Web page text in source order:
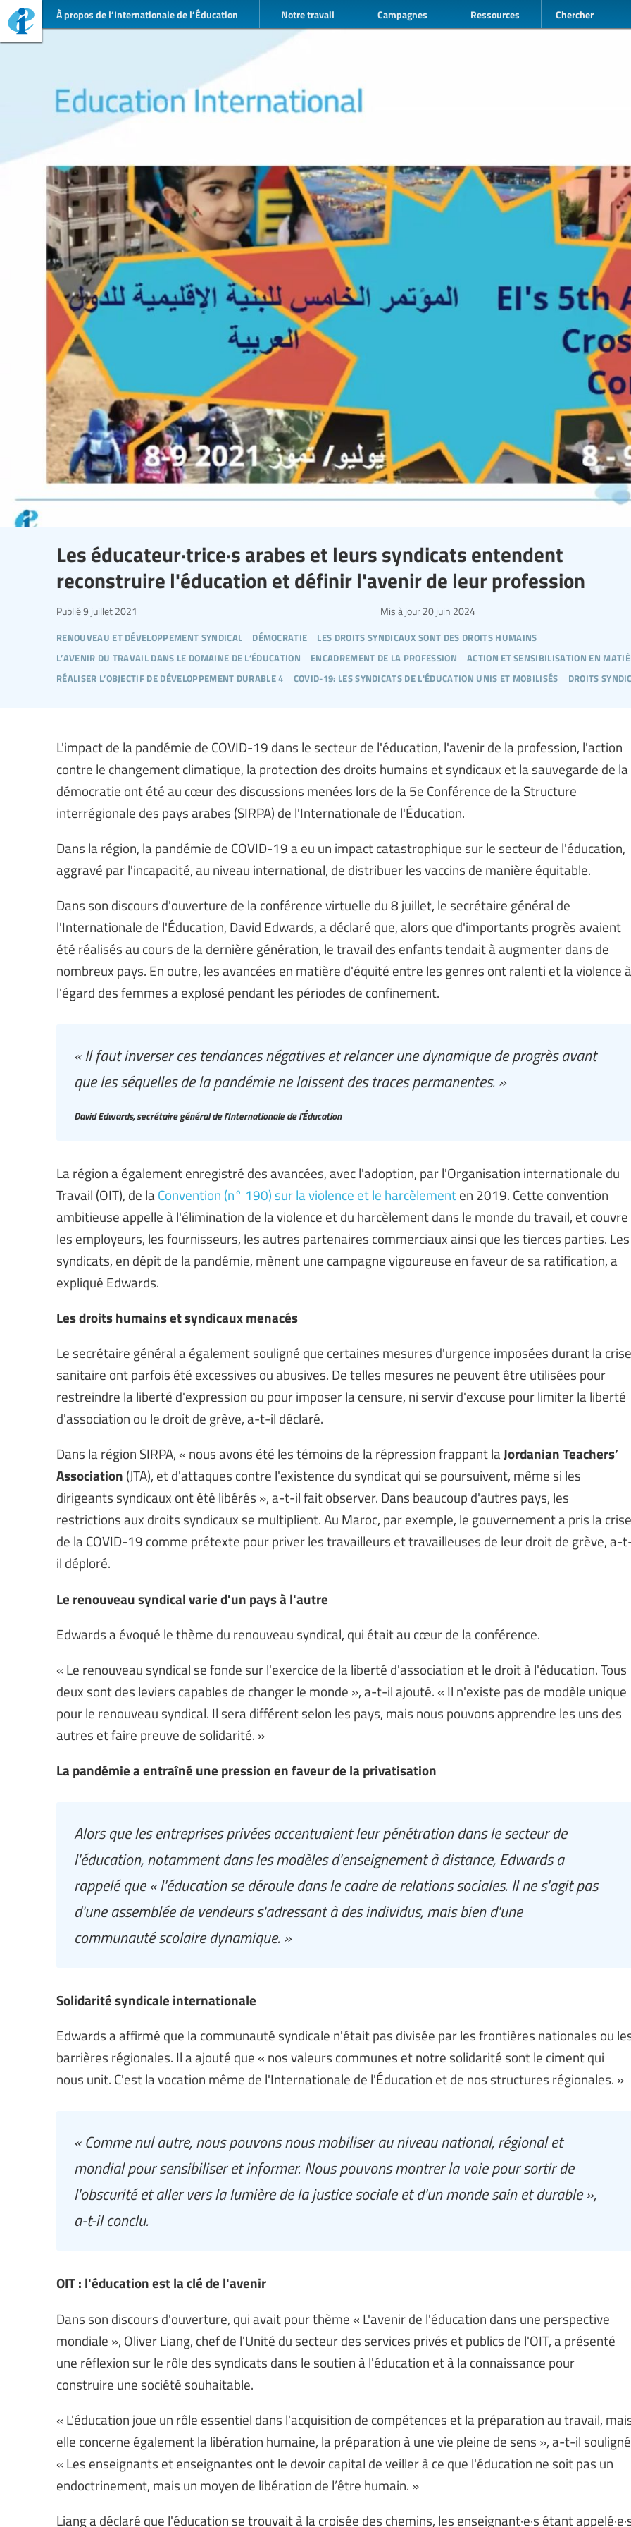
À propos de l’Internationale de l’Éducation Notre travail Campagnes Ressources Chercher
Les éducateur·trice·s arabes et leurs syndicats entendent
reconstruire l'éducation et définir l'avenir de leur profession
renouveau et développement syndical démocratie les droits syndicaux sont des droits humains
l’avenir du travail dans le domaine de l’éducation encadrement de la profession action et sensibilisation en
réaliser l’objectif de développement durable 4 covid-19: les syndicats de l'éducation unis et mobilisés droits
Publié9 juillet 2021 Mis à jour 20 juin 2024
L'impact de la pandémie de COVID-19 dans le secteur de l'éducation, l'avenir de la profession, l'action
contre le changement climatique, la protection des droits humains et syndicaux et la sauvegarde de la
démocratie ont été au cœur des discussions menées lors de la 5e Conférence de la Structure
interrégionale des pays arabes (SIRPA) de l'Internationale de l'Éducation.
Dans la région, la pandémie de COVID-19 a eu un impact catastrophique sur le secteur de l'éducation,
aggravé par l'incapacité, au niveau international, de distribuer les vaccins de manière équitable.
Dans son discours d'ouverture de la conférence virtuelle du 8 juillet, le secrétaire général de
l'Internationale de l'Éducation, David Edwards, a déclaré que, alors que d'importants progrès avaient
été réalisés au cours de la dernière génération, le travail des enfants tendait à augmenter dans de
nombreux pays. En outre, les avancées en matière d'équité entre les genres ont ralenti et la violence à
l'égard des femmes a explosé pendant les périodes de confinement.
« Il faut inverser ces tendances négatives et relancer une dynamique de progrès avant
que les séquelles de la pandémie ne laissent des traces permanentes. »
David Edwards, secrétaire général de l'Internationale de l'Éducation
La région a également enregistré des avancées, avec l'adoption, par l'Organisation internationale du
Travail (OIT), de la Convention (n° 190) sur la violence et le harcèlementen 2019. Cette convention
ambitieuse appelle à l'élimination de la violence et du harcèlement dans le monde du travail, et couvre
les employeurs, les fournisseurs, les autres partenaires commerciaux ainsi que les tierces parties. Les
syndicats, en dépit de la pandémie, mènent une campagne vigoureuse en faveur de sa ratification, a
expliqué Edwards.
Les droits humains et syndicaux menacés
Le secrétaire général a également souligné que certaines mesures d'urgence imposées durant la crise
sanitaire ont parfois été excessives ou abusives. De telles mesures ne peuvent être utilisées pour
restreindre la liberté d'expression ou pour imposer la censure, ni servir d'excuse pour limiter la liberté
d'association ou le droit de grève, a-t-il déclaré.
Dans la région SIRPA, « nous avons été les témoins de la répression frappant laJordanian Teachers’
Association (JTA), et d'attaques contre l'existence du syndicat qui se poursuivent, même si les
dirigeants syndicaux ont été libérés », a-t-il fait observer. Dans beaucoup d'autres pays, les
restrictions aux droits syndicaux se multiplient. Au Maroc, par exemple, le gouvernement a pris la crise
de la COVID-19 comme prétexte pour priver les travailleurs et travailleuses de leur droit de grève, a-
il déploré.
Le renouveau syndical varie d'un pays à l'autre
Edwards a évoqué le thème du renouveau syndical, qui était au cœur de la conférence.
« Le renouveau syndical se fonde sur l'exercice de la liberté d'association et le droit à l'éducation. Tous
deux sont des leviers capables de changer le monde », a-t-il ajouté. « Il n'existe pas de modèle unique
pour le renouveau syndical. Il sera différent selon les pays, mais nous pouvons apprendre les uns des
autres et faire preuve de solidarité. »
La pandémie a entraîné une pression en faveur de la privatisation
Alors que les entreprises privées accentuaient leur pénétration dans le secteur de
l'éducation, notamment dans les modèles d'enseignement à distance, Edwards a
rappelé que « l'éducation se déroule dans le cadre de relations sociales. Il ne s'agit pas
d'une assemblée de vendeurs s'adressant à des individus, mais bien d'une
communauté scolaire dynamique. »
Solidarité syndicale internationale
Edwards a affirmé que la communauté syndicale n'était pas divisée par les frontières nationales ou
barrières régionales. Il a ajouté que « nos valeurs communes et notre solidarité sont le ciment qui
nous unit. C'est la vocation même de l'Internationale de l'Éducation et de nos structures régionales. »
« Comme nul autre, nous pouvons nous mobiliser au niveau national, régional et
mondial pour sensibiliser et informer. Nous pouvons montrer la voie pour sortir de
l'obscurité et aller vers la lumière de la justice sociale et d'un monde sain et durable »,
a-t-il conclu.
OIT : l'éducation est la clé de l'avenir
Dans son discours d'ouverture, qui avait pour thème « L'avenir de l'éducation dans une perspective
mondiale », Oliver Liang, chef de l'Unité du secteur des services privés et publics de l'OIT, a présenté
une réflexion sur le rôle des syndicats dans le soutien à l'éducation et à la connaissance pour
construire une société souhaitable.
« L'éducation joue un rôle essentiel dans l'acquisition de compétences et la préparation au travail,
elle concerne également la libération humaine, la préparation à une vie pleine de sens », a-t-il
« Les enseignants et enseignantes ont le devoir capital de veiller à ce que l'éducation ne soit pas un
endoctrinement, mais un moyen de libération de l’être humain. »
Liang a déclaré que l'éducation se trouvait à la croisée des chemins, les enseignant·e·s étant